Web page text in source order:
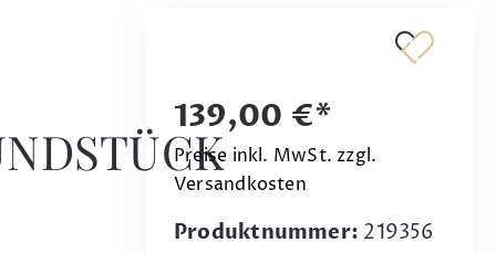
139,00 €*
Preise inkl. MwSt. zzgl.
Versandkosten
Produktnummer: 219356